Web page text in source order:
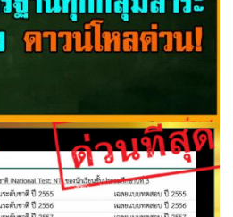
นทุกกลุ่มสาระพร้อมเฉลย ดาวน์